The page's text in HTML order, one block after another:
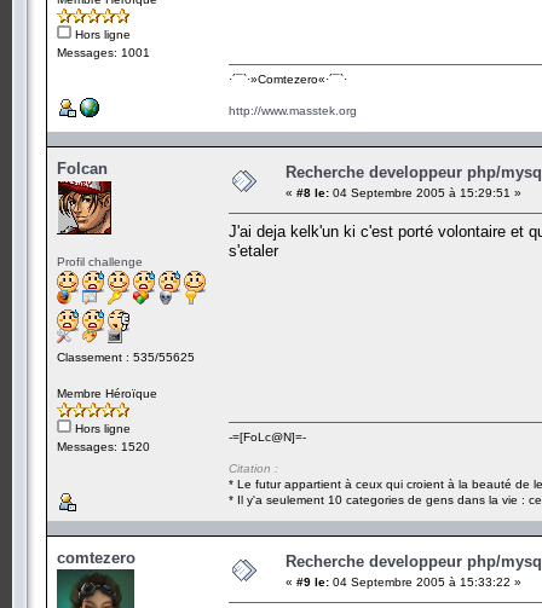
Hors ligne
Messages: 1001
·´¯`·­»Comtezero«­·´¯`·
http://www.masstek.org
Folcan
Profil challenge
Classement : 535/55625
Membre Héroïque
Hors ligne
Messages: 1520
Recherche developpeur php/
« #8 le: 04 Septembre 2005 à 15:29:51 »
J'ai deja kelk'un ki c'est porté volontaire et
s'etaler
-=[FoLc@N]=-
Citation :
* Le futur appartient à ceux qui croient à la beauté de
* Il y'a seulement 10 categories de gens dans la vie :
comtezero Recherche developpeur php/
« #9 le: 04 Septembre 2005 à 15:33:22 »